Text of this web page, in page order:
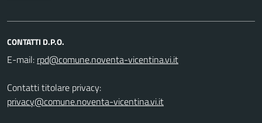
CONTATTI D.P.O.
E-mail:
Contatti titolare privacy:
privacy@comune.noventa-vicentina.vi.it